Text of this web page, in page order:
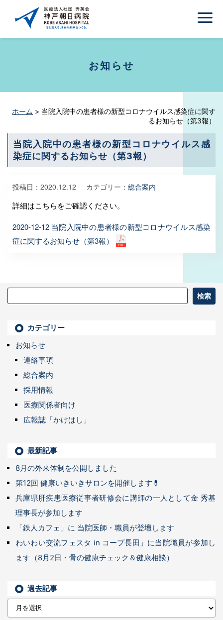
お知らせ
ホーム > 当院入院中の患者様の新型コロナウイルス感染症に関す
るお知らせ（第3報）
当院入院中の患者様の新型コロナウイルス感
染症に関するお知らせ（第3報）
投稿日： 2020.12.12 カテゴリー： 総合案内
詳細はこちらをご確認ください。
2020-12-12 当院入院中の患者様の新型コロナウイルス感染
症に関するお知らせ（第3報）
カテゴリー
お知らせ
連絡事項
総合案内
採用情報
医療関係者向け
広報誌「かけはし」
最新記事
8月の外来体制を公開しました
第12回 健康いきいきサロンを開催します💊
兵庫県肝疾患医療従事者研修会に講師の一人として金 秀基
理事長が参加します
「鉄人カフェ」に 当院医師・職員が登壇します
わいわい交流フェスタ in コープ長田」に当院職員が参加し
ます（8月2日・骨の健康チェック＆健康相談）
過去記事